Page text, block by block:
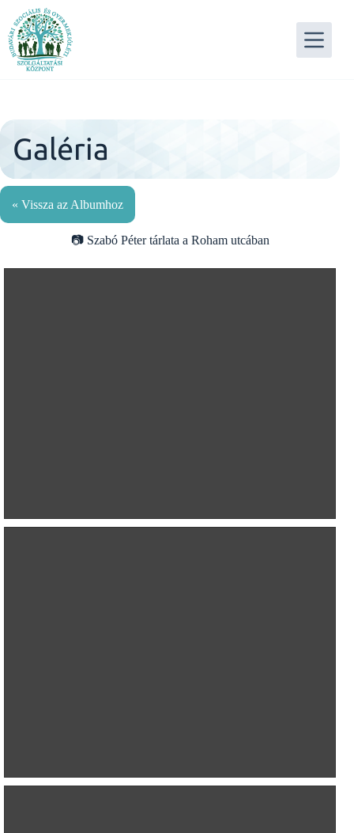
content
Galéria
« Vissza az Albumhoz
Szabó Péter tárlata a Roham utcában